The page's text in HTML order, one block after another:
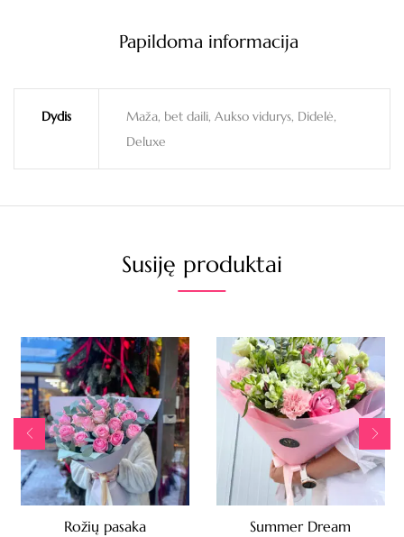
Papildoma informacija
Dydis
Maža, bet daili, Aukso vidurys, Didelė,
Deluxe
Susiję produktai
Rožių pasaka
Summer Dream